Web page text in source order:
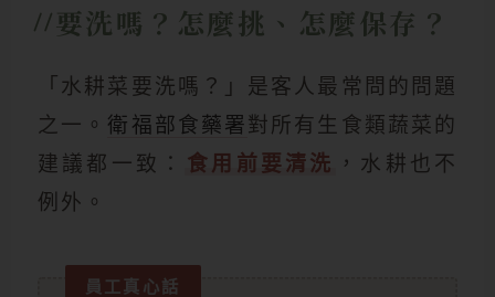
要洗嗎？怎麼挑、怎麼保存？
「水耕菜要洗嗎？」是客人最常問的問題
之一。 衛福部食藥署對所有生食類蔬菜的
建議都一致：
食用前要清洗
，水耕也不
例外。
員工真心話